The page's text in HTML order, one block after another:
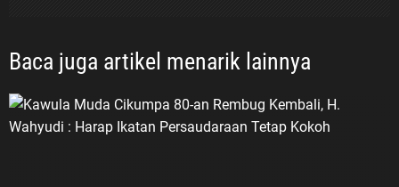
Baca juga artikel menarik lainnya